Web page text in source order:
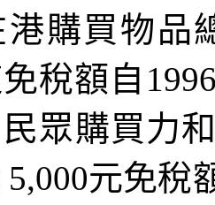
購買物品
稅額自
眾購買力
元免稅